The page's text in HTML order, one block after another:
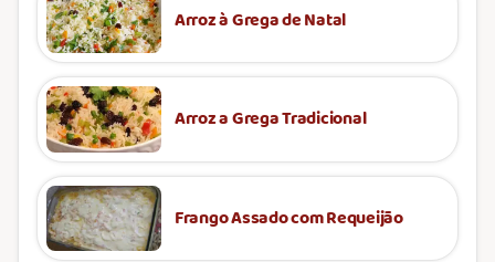
Arroz à Grega de Natal
Arroz a Grega Tradicional
Frango Assado com Requeijão